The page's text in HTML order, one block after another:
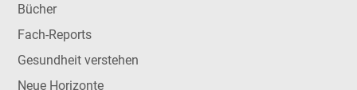
Bücher
Fach-Reports
Gesundheit verstehen
Neue Horizonte